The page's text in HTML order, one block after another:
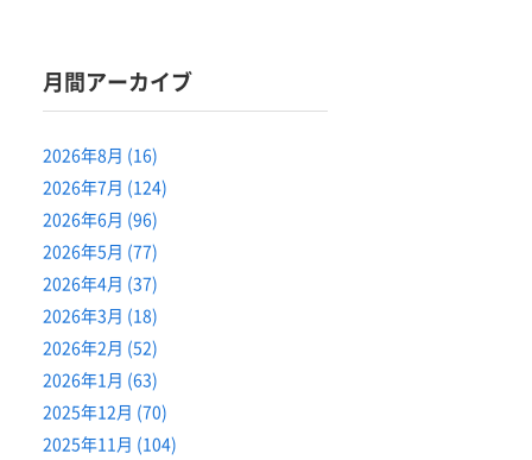
月間アーカイブ
2026年8月 (16)
2026年7月 (124)
2026年6月 (96)
2026年5月 (77)
2026年4月 (37)
2026年3月 (18)
2026年2月 (52)
2026年1月 (63)
2025年12月 (70)
2025年11月 (104)